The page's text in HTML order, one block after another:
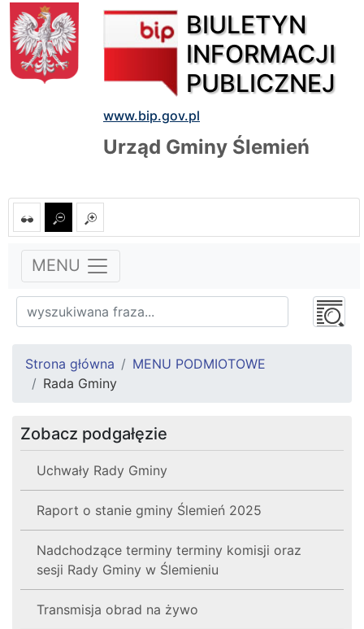
BIULETYN
INFORMACJI
PUBLICZNEJ
www.bip.gov.pl
Urząd Gminy Ślemień
MENU
Strona główna
MENU PODMIOTOWE
Rada Gminy
Zobacz podgałęzie
Uchwały Rady Gminy
Raport o stanie gminy Ślemień 2025
Nadchodzące terminy terminy komisji oraz
sesji Rady Gminy w Ślemieniu
Transmisja obrad na żywo